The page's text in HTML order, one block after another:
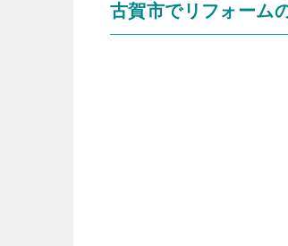
古賀市でリフォーム